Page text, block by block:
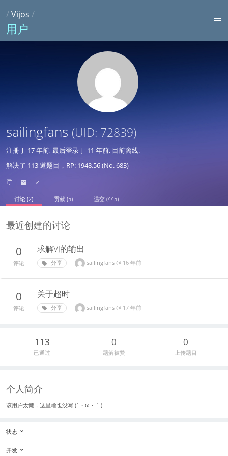
/Vijos /
用户
sailingfans (UID: 72839)
注册于 17 年前, 最后登录于 11 年前, 目前离线.
解决了 113 道题目，RP: 1948.56 (No. 683)
♂
讨论 (2) 贡献 (5) 递交 (445)
最近创建的讨论
0
评论
求解VJ的输出
分享 sailingfans @ 16 年前
0
评论
关于超时
分享 sailingfans @ 17 年前
113
已通过
0
题解被赞
0
上传题目
个人简介
该用户太懒，这里啥也没写 (´・ω・｀)
状态
开发